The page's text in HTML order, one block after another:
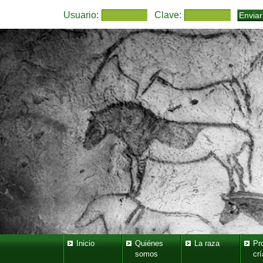
Usuario: Clave:
Inicio
Quiénes
somos
La raza